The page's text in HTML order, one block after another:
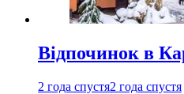
Відпочинок в
2 года спустя2 года спустя